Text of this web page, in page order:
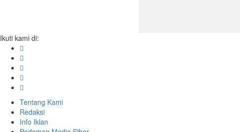
Ikuti kami di:
Tentang Kami
Redaksi
Info Iklan